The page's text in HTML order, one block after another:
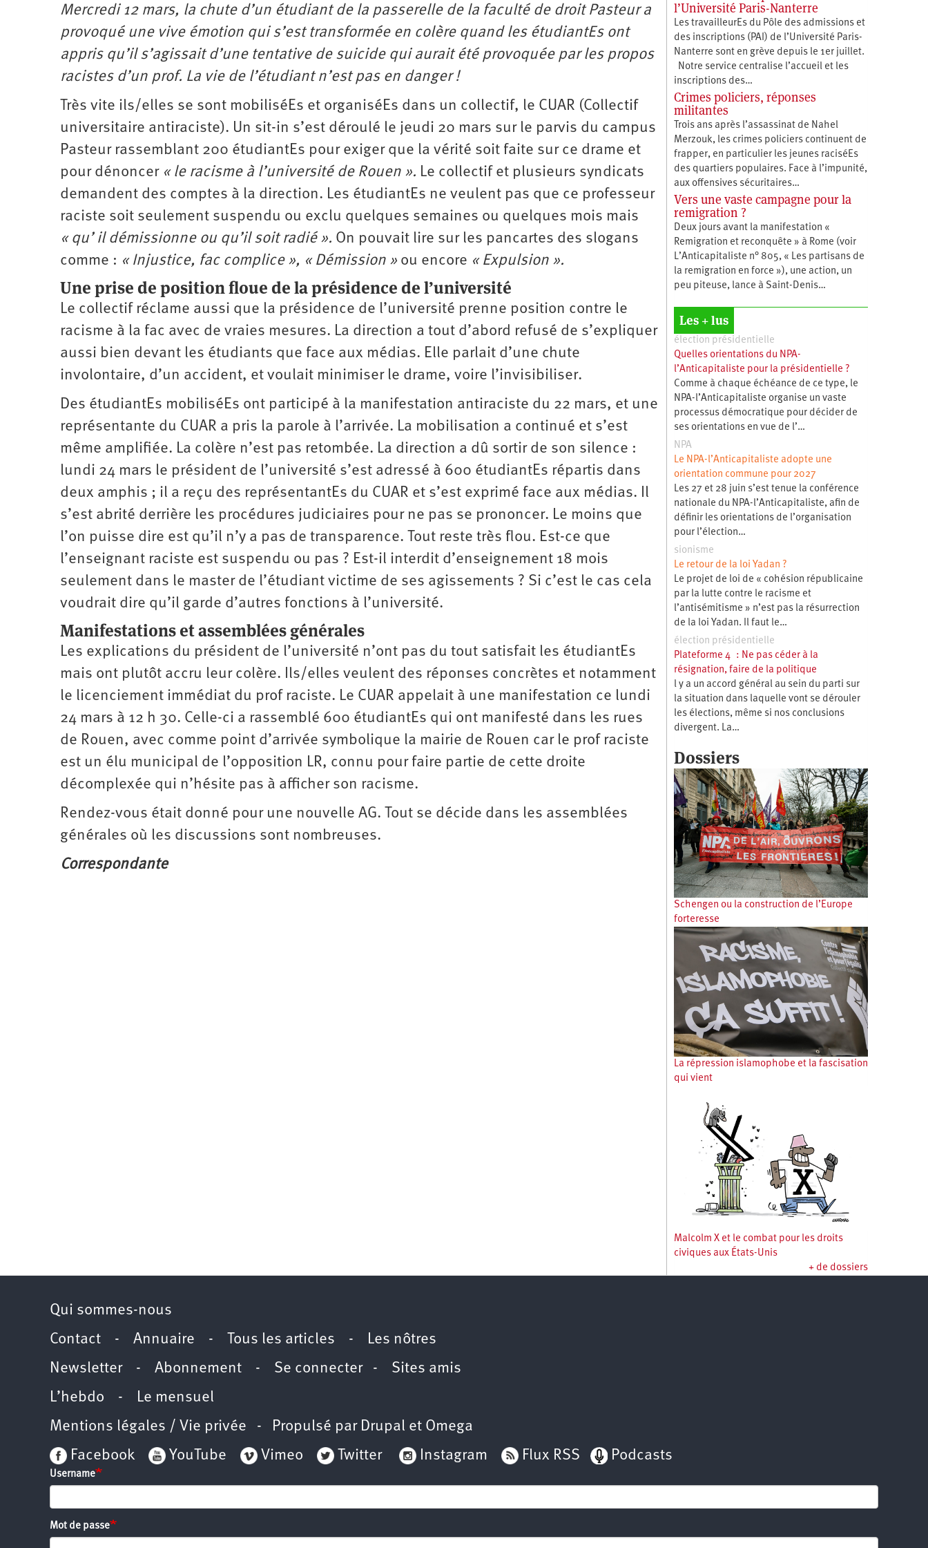
Mercredi 12 mars, la chute d’un étudiant de la passerelle de la faculté de droit Pasteur a
provoqué une vive émotion qui s’est transformée en colère quand les étudiantEs ont
appris qu’il s’agissait d’une tentative de suicide qui aurait été provoquée par les propos
racistes d’un prof. La vie de l’étudiant n’est pas en danger !
Très vite ils/elles se sont mobiliséEs et organiséEs dans un collectif, le CUAR (Collectif
universitaire antiraciste). Un sit-in s’est déroulé le jeudi 20 mars sur le parvis du campus
Pasteur rassemblant 200 étudiantEs pour exiger que la vérité soit faite sur ce drame et
pour dénoncer « le racisme à l’université de Rouen ». Le collectif et plusieurs syndicats
demandent des comptes à la direction. Les étudiantEs ne veulent pas que ce professeur
raciste soit seulement suspendu ou exclu quelques semaines ou quelques mois mais
« qu’ il démissionne ou qu’il soit radié ». On pouvait lire sur les pancartes des slogans
comme : « Injustice, fac complice », « Démission » ou encore « Expulsion ».
Une prise de position floue de la présidence de l’université
Le collectif réclame aussi que la présidence de l’université prenne position contre le
racisme à la fac avec de vraies mesures. La direction a tout d’abord refusé de s’expliquer
aussi bien devant les étudiants que face aux médias. Elle parlait d’une chute
involontaire, d’un accident, et voulait minimiser le drame, voire l’invisibiliser.
Des étudiantEs mobiliséEs ont participé à la manifestation antiraciste du 22 mars, et une
représentante du CUAR a pris la parole à l’arrivée. La mobilisation a continué et s’est
même amplifiée. La colère n’est pas retombée. La direction a dû sortir de son silence :
lundi 24 mars le président de l’université s’est adressé à 600 étudiantEs répartis dans
deux amphis ; il a reçu des représentantEs du CUAR et s’est exprimé face aux médias. Il
s’est abrité derrière les procédures judiciaires pour ne pas se prononcer. Le moins que
l’on puisse dire est qu’il n’y a pas de transparence. Tout reste très flou. Est-ce que
l’enseignant raciste est suspendu ou pas ? Est-il interdit d’enseignement 18 mois
seulement dans le master de l’étudiant victime de ses agissements ? Si c’est le cas cela
voudrait dire qu’il garde d’autres fonctions à l’université.
Manifestations et assemblées générales
Les explications du président de l’université n’ont pas du tout satisfait les étudiantEs
mais ont plutôt accru leur colère. Ils/elles veulent des réponses concrètes et notamment
le licenciement immédiat du prof raciste. Le CUAR appelait à une manifestation ce lundi
24 mars à 12 h 30. Celle-ci a rassemblé 600 étudiantEs qui ont manifesté dans les rues
de Rouen, avec comme point d’arrivée symbolique la mairie de Rouen car le prof raciste
est un élu municipal de l’opposition LR, connu pour faire partie de cette droite
décomplexée qui n’hésite pas à afficher son racisme.
Rendez-vous était donné pour une nouvelle AG. Tout se décide dans les assemblées
générales où les discussions sont nombreuses.
Correspondante
l’Université Paris-Nanterre
Les travailleurEs du Pôle des admissions et
des inscriptions (PAI) de l’Université Paris-
Nanterre sont en grève depuis le 1er juillet.
Notre service centralise l’accueil et les
inscriptions des…
Crimes policiers, réponses
militantes
Trois ans après l’assassinat de Nahel
Merzouk, les crimes policiers continuent de
frapper, en particulier les jeunes raciséEs
des quartiers populaires. Face à l’impunité,
aux offensives sécuritaires…
Vers une vaste campagne pour la
remigration ?
Deux jours avant la manifestation «
Remigration et reconquête » à Rome (voir
L’Anticapitaliste n° 805, « Les partisans de
la remigration en force »), une action, un
peu piteuse, lance à Saint-Denis…
Les + lus
élection présidentielle
Quelles orientations du NPA-
l’Anticapitaliste pour la présidentielle ?
Comme à chaque échéance de ce type, le
NPA-l’Anticapitaliste organise un vaste
processus démocratique pour décider de
ses orientations en vue de l’…
NPA
Le NPA-l’Anticapitaliste adopte une
orientation commune pour 2027
Les 27 et 28 juin s’est tenue la conférence
nationale du NPA-l’Anticapitaliste, afin de
définir les orientations de l’organisation
pour l’élection…
sionisme
Le retour de la loi Yadan ?
Le projet de loi de « cohésion républicaine
par la lutte contre le racisme et
l’antisémitisme » n’est pas la résurrection
de la loi Yadan. Il faut le…
élection présidentielle
Plateforme 4 : Ne pas céder à la
résignation, faire de la politique
l y a un accord général au sein du parti sur
la situation dans laquelle vont se dérouler
les élections, même si nos conclusions
divergent. La…
Dossiers
Schengen ou la construction de l’Europe
forteresse
La répression islamophobe et la fascisation
qui vient
Malcolm X et le combat pour les droits
civiques aux États-Unis
+ de dossiers
Qui sommes-nous
Contact - Annuaire - Tous les articles - Les nôtres
Newsletter- Abonnement - Se connecter- Sites amis
L’hebdo - Le mensuel
Mentions légales / Vie privée - Propulsé par Drupal et Omega
Facebook
YouTube Vimeo Twitter Instagram Flux RSS Podcasts
Username
Mot de passe